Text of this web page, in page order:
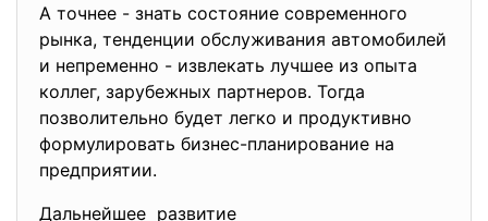
А точнее - знать состояние современного
рынка, тенденции обслуживания автомобилей
и непременно - извлекать лучшее из опыта
коллег, зарубежных партнеров. Тогда
позволительно будет легко и продуктивно
формулировать бизнес-планирование на
предприятии.
Дальнейшее развитие